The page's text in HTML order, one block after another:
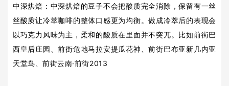
中深烘焙：中深烘焙的豆子不会把酸质完全消除，保留有一丝
丝酸质让冷萃咖啡的整体口感更为均衡。做成冷萃后的表现会
以巧克力风味为主，柔和的酸质在里面并不突兀。比如前街巴
西皇后庄园、前街危地马拉安提瓜花神、前街巴布亚新几内亚
天堂鸟、前街云南·前街2013